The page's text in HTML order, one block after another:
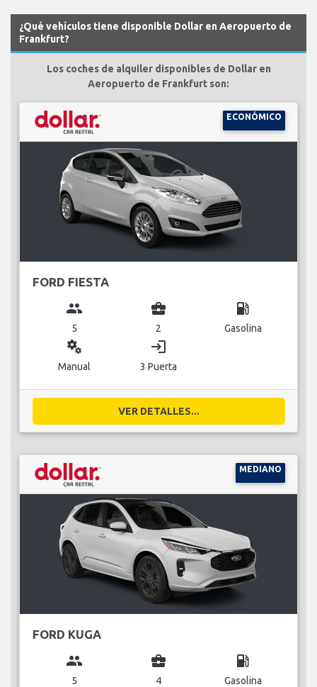
¿Qué vehículos tiene disponible Dollar en Aeropuerto de
Frankfurt?
Los coches de alquiler disponibles de Dollar en
Aeropuerto de Frankfurt son:
ECONÓMICO
FORD FIESTA
group
5
business_center
2
local_gas_station
Gasolina
miscellaneous_services
Manual
login
3 Puerta
VER DETALLES...
MEDIANO
FORD KUGA
group
5
business_center
4
local_gas_station
Gasolina